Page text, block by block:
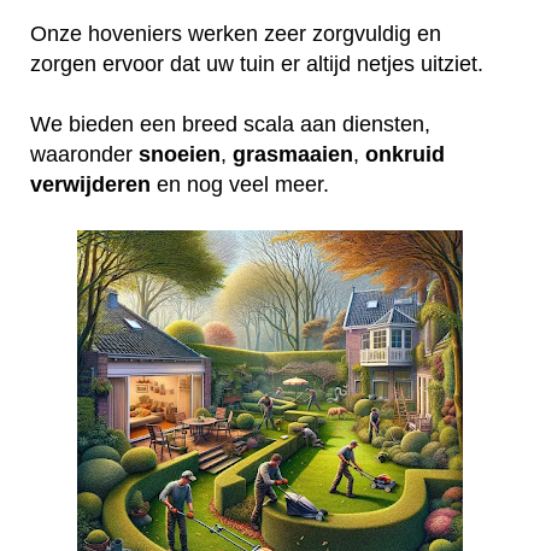
Onze hoveniers werken zeer zorgvuldig en
zorgen ervoor dat uw tuin er altijd netjes uitziet.
We bieden een breed scala aan diensten,
waaronder snoeien, grasmaaien, onkruid
verwijderen en nog veel meer.